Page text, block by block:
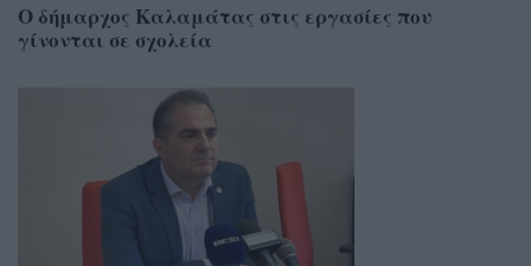
Ο δήμαρχος Καλαμάτας στις εργασίες που
γίνονται σε σχολεία